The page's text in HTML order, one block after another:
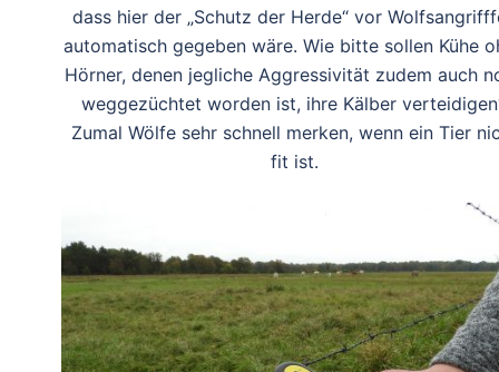
dass hier der „Schutz der Herde“ vor
automatisch gegeben wäre. Wie bitte sollen Kühe
Hörner, denen jegliche Aggressivität zudem auch
weggezüchtet worden ist, ihre Kälber
Zumal Wölfe sehr schnell merken, wenn ein Tier
fit ist.